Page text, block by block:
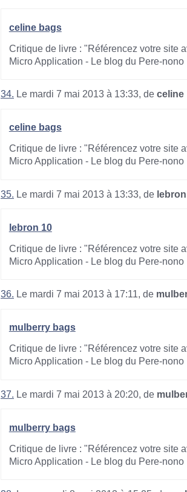
celine bags
Critique de livre : "Référencez votre site
Micro Application - Le blog du Pere-nono
34. Le mardi 7 mai 2013 à 13:33, de celine
celine bags
Critique de livre : "Référencez votre site
Micro Application - Le blog du Pere-nono
35. Le mardi 7 mai 2013 à 13:33, de
lebron 10
Critique de livre : "Référencez votre site
Micro Application - Le blog du Pere-nono
36. Le mardi 7 mai 2013 à 17:11, de
mulberry bags
Critique de livre : "Référencez votre site
Micro Application - Le blog du Pere-nono
37. Le mardi 7 mai 2013 à 20:20, de
mulberry bags
Critique de livre : "Référencez votre site
Micro Application - Le blog du Pere-nono